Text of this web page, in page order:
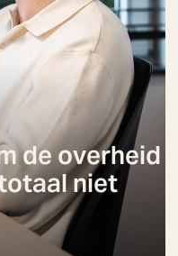
de overheid
niet